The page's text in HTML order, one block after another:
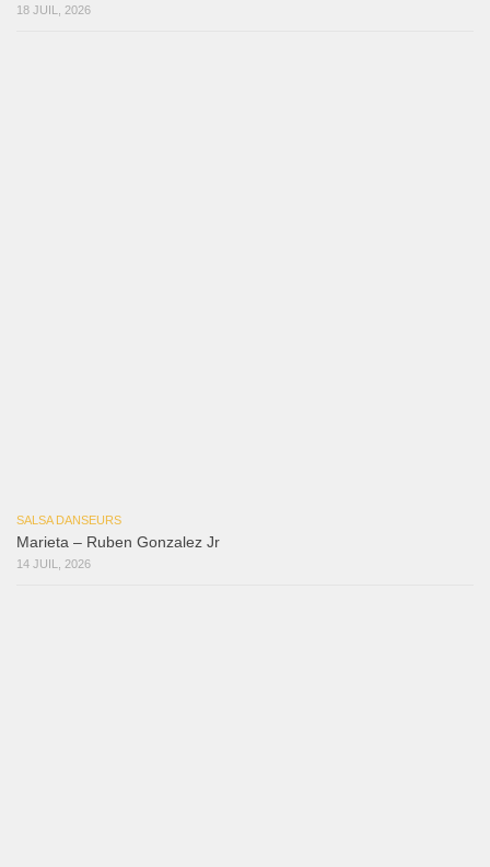
18 JUIL, 2026
Bochinchosa